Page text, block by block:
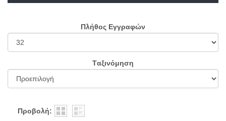
Πλήθος Εγγραφών
Tαξινόμηση
Προβολή: